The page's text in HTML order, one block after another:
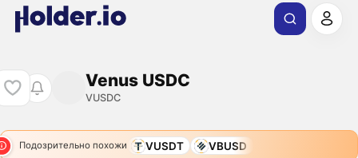
Venus USDC
VUSDC
Подозрительно похожи VUSDT VBUSD